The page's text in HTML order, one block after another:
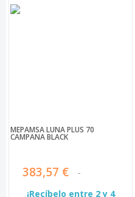
MEPAMSA LUNA PLUS 70
CAMPANA BLACK
383,57 €
¡Recíbelo entre 2 y 4